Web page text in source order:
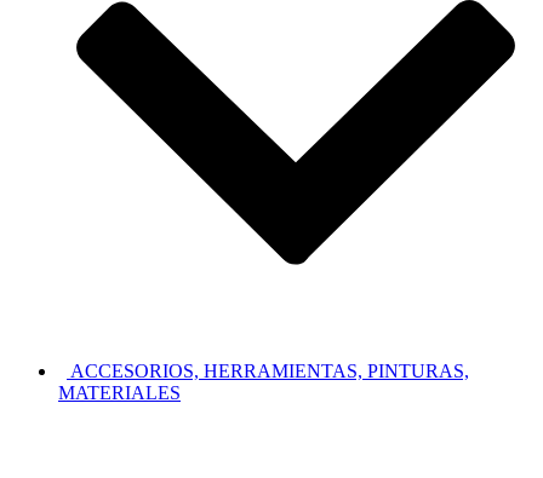
ACCESORIOS, HERRAMIENTAS, PINTURAS,
MATERIALES